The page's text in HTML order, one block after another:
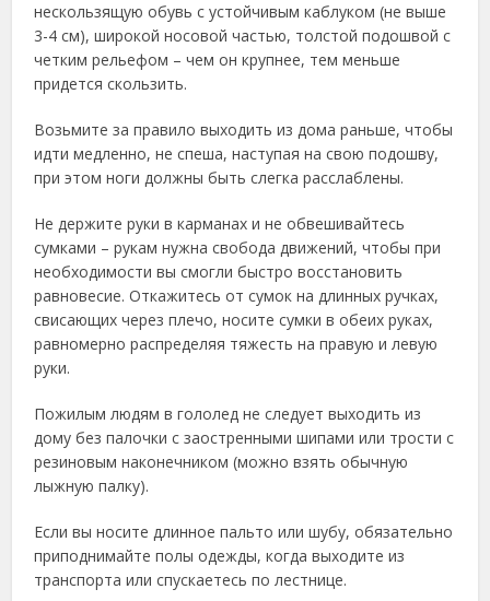
нескользящую обувь с устойчивым каблуком (не выше
3-4 см), широкой носовой частью, толстой подошвой с
четким рельефом – чем он крупнее, тем меньше
придется скользить.
Возьмите за правило выходить из дома раньше, чтобы
идти медленно, не спеша, наступая на свою подошву,
при этом ноги должны быть слегка расслаблены.
Не держите руки в карманах и не обвешивайтесь
сумками – рукам нужна свобода движений, чтобы при
необходимости вы смогли быстро восстановить
равновесие. Откажитесь от сумок на длинных ручках,
свисающих через плечо, носите сумки в обеих руках,
равномерно распределяя тяжесть на правую и левую
руки.
Пожилым людям в гололед не следует выходить из
дому без палочки с заостренными шипами или трости с
резиновым наконечником (можно взять обычную
лыжную палку).
Если вы носите длинное пальто или шубу, обязательно
приподнимайте полы одежды, когда выходите из
транспорта или спускаетесь по лестнице.